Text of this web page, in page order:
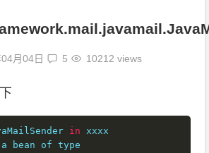
月04日 5 10212 views
in xxxx